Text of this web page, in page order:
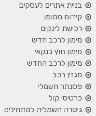
בניית אתרים לעסקים
קידום ממומן
רכישת לינקים
מימון לרכב חדש
מימון חוץ בנקאי
מימון לרכב החדש
מגזין רכב
פסנתר חשמלי
כרטיסי קול
גיטרה חשמלית למתחילים